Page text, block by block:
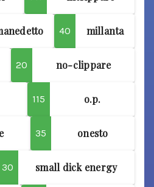
40 millanta
20 no-clippare
115 o.p.
35 onesto
30 small dick energy